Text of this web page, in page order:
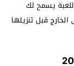
يسمح لك
قبل تنزيلها